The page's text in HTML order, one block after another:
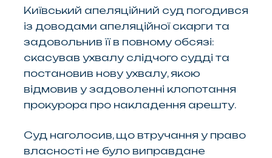
Київський апеляційний суд погодився
із доводами апеляційної скарги та
задовольнив її в повному обсязі:
скасував ухвалу слідчого судді та
постановив нову ухвалу, якою
відмовив у задоволенні клопотання
прокурора про накладення арешту.
Суд наголосив, що втручання у право
власності не було виправдане